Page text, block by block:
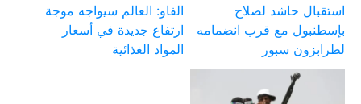
استقبال حاشد لصلاح
بإسطنبول مع قرب انضمامه
لطرابزون سبور
الفاو: العالم سيواجه موجة
ارتفاع جديدة في أسعار
المواد الغذائية